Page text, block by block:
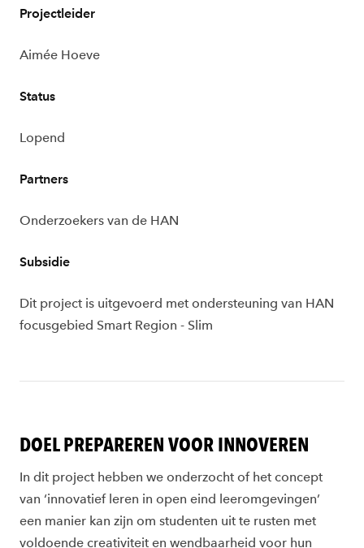
Projectleider
Aimée Hoeve
Status
Lopend
Partners
Onderzoekers van de HAN
Subsidie
Dit project is uitgevoerd met ondersteuning van HAN
focusgebied Smart Region - Slim
DOEL PREPAREREN VOOR INNOVEREN
In dit project hebben we onderzocht of het concept
van ‘innovatief leren in open eind leeromgevingen’
een manier kan zijn om studenten uit te rusten met
voldoende creativiteit en wendbaarheid voor hun